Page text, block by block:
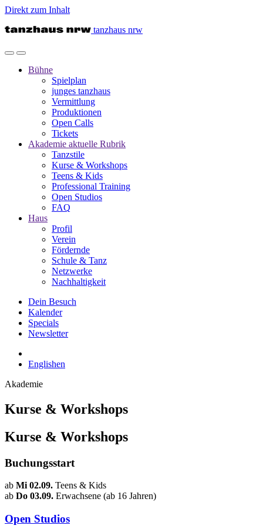
Direkt zum Inhalt
tanzhaus nrw
Bühne
Spielplan
junges tanzhaus
Vermittlung
Produktionen
Open Calls
Tickets
Akademie aktuelle Rubrik
Tanzstile
Kurse & Workshops
Teens & Kids
Professional Training
Open Studios
FAQ
Haus
Profil
Verein
Fördernde
Schule & Tanz
Netzwerke
Nachhaltigkeit
Dein Besuch
Kalender
Specials
Newsletter
Englishen
Akademie
Kurse & Workshops
Kurse & Workshops
Buchungsstart
ab Mi 02.09. Teens & Kids
ab Do 03.09. Erwachsene (ab 16 Jahren)
Open Studios